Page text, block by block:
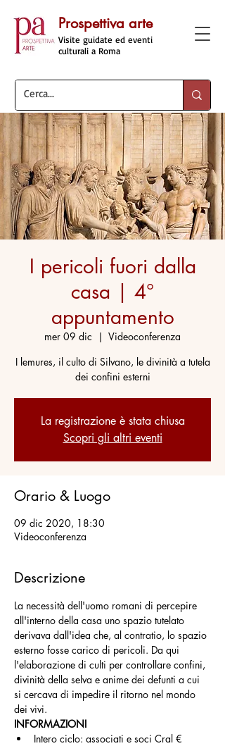
Visite guidate ed eventi
culturali a Roma
Prospettiva arte
I pericoli fuori dalla
casa | 4°
appuntamento
mer 09 dic
  |
Videoconferenza
I lemures, il culto di Silvano, le divinità a tutela
dei confini esterni
La registrazione è stata chiusa
Scopri gli altri eventi
Orario & Luogo
09 dic 2020, 18:30
Videoconferenza
Descrizione
La necessità dell'uomo romani di percepire
all'interno della casa uno spazio tutelato
derivava dall'idea che, al contratio, lo spazio
esterno fosse carico di pericoli. Da qui
l'elaborazione di culti per controllare confini,
divinità della selva e anime dei defunti a cui
si cercava di impedire il ritorno nel mondo
dei vivi.
INFORMAZIONI
Intero ciclo: associati e soci Cral €